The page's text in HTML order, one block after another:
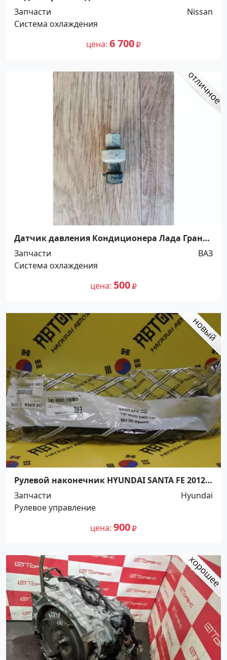
Краснодар
Запчасти
Nissan
Система охлаждения
цена 6 700
Датчик давления Кондиционера Лада Гранта
Краснодар
Запчасти
ВАЗ
Система охлаждения
цена 500
Рулевой наконечник HYUNDAI SANTA FE 2012
левый Краснодар
Запчасти
Hyundai
Рулевое управление
цена 900